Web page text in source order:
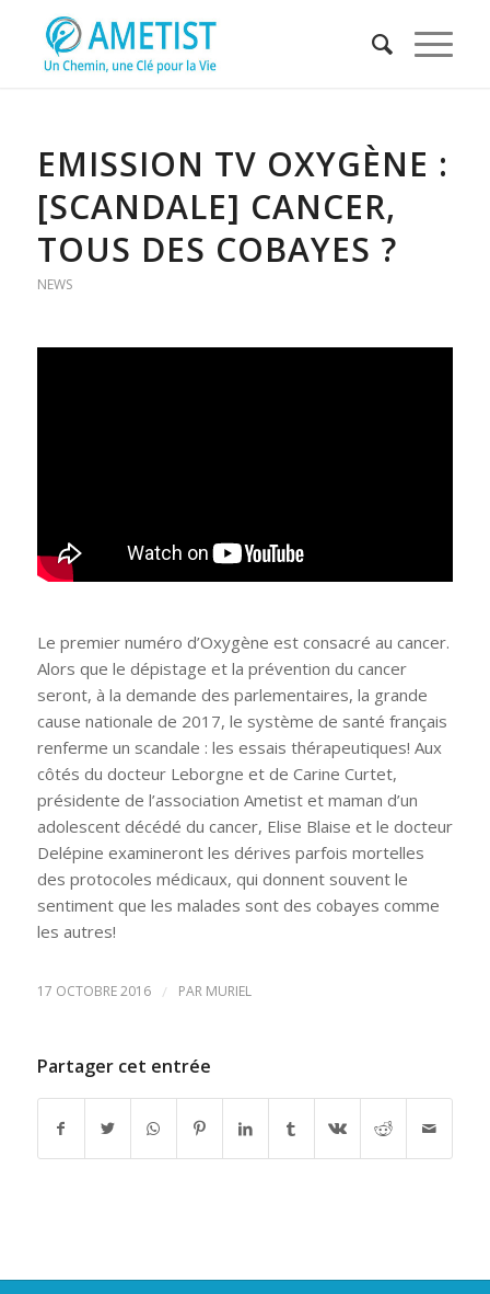
EMISSION TV OXYGÈNE :
[SCANDALE] CANCER,
TOUS DES COBAYES ?
NEWS
Le premier numéro d’Oxygène est consacré au cancer.
Alors que le dépistage et la prévention du cancer
seront, à la demande des parlementaires, la grande
cause nationale de 2017, le système de santé français
renferme un scandale : les essais thérapeutiques! Aux
côtés du docteur Leborgne et de Carine Curtet,
présidente de l’association Ametist et maman d’un
adolescent décédé du cancer, Elise Blaise et le docteur
Delépine examineront les dérives parfois mortelles
des protocoles médicaux, qui donnent souvent le
sentiment que les malades sont des cobayes comme
les autres!
17 OCTOBRE 2016 / PAR MURIEL
Partager cet entrée